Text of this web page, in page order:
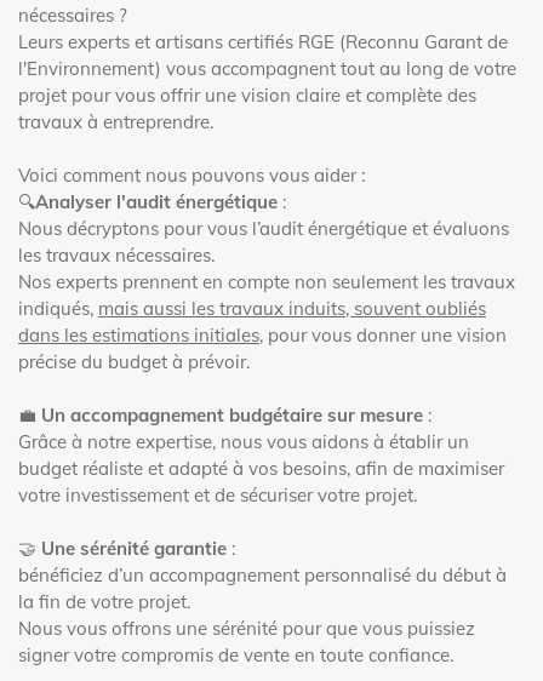
nécessaires ?
Leurs experts et artisans certifiés RGE (Reconnu Garant de
l'Environnement) vous accompagnent tout au long de votre
projet pour vous offrir une vision claire et complète des
travaux à entreprendre.
Voici comment nous pouvons vous aider :
🔍Analyser l'audit énergétique :
Nous décryptons pour vous l’audit énergétique et évaluons
les travaux nécessaires.
Nos experts prennent en compte non seulement les travaux
indiqués, mais aussi les travaux induits, souvent oubliés
dans les estimations initiales, pour vous donner une vision
précise du budget à prévoir.
💼 Un accompagnement budgétaire sur mesure :
Grâce à notre expertise, nous vous aidons à établir un
budget réaliste et adapté à vos besoins, afin de maximiser
votre investissement et de sécuriser votre projet.
🤝 Une sérénité garantie :
bénéficiez d’un accompagnement personnalisé du début à
la fin de votre projet.
Nous vous offrons une sérénité pour que vous puissiez
signer votre compromis de vente en toute confiance.